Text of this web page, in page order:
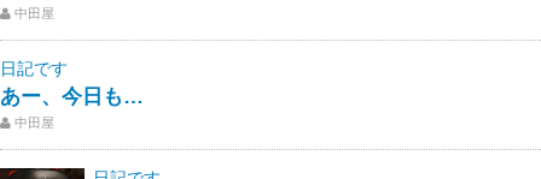
中田屋
日記です
あー、今日も…
中田屋